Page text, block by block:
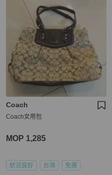
Coach
Coach女用包
MOP 1,285
狀況良好 台灣 免運